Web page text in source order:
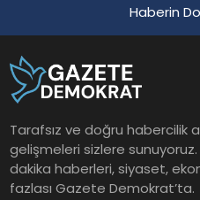
Haberin
Tarafsız ve doğru habercilik
gelişmeleri sizlere
dakika haberleri, siyaset,
fazlası Gazete Demokrat’ta.